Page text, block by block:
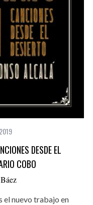
DESDE EL
COBO
el nuevo trabajo en